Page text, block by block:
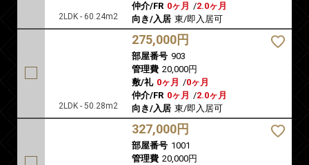
2LDK - 60.24m2
仲介/FR 0ヶ月 /2.0ヶ月
向き/入居 東/即入居可
2LDK - 50.28m2
275,000円
部屋番号 903
管理費 20,000円
敷/礼 0ヶ月 /0ヶ月
仲介/FR 0ヶ月 /2.0ヶ月
向き/入居 東/即入居可
327,000円
部屋番号 1001
管理費 20,000円